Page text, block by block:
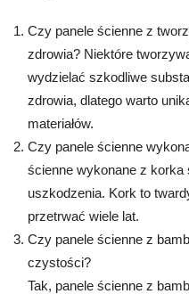
Czy panele ścienne z
zdrowia? Niektóre
wydzielać szkodliwe
zdrowia, dlatego warto
materiałów.
Czy panele ścienne
ścienne wykonane z korka
uszkodzenia. Kork to
przetrwać wiele lat.
Czy panele ścienne z
czystości?
Tak, panele ścienne z